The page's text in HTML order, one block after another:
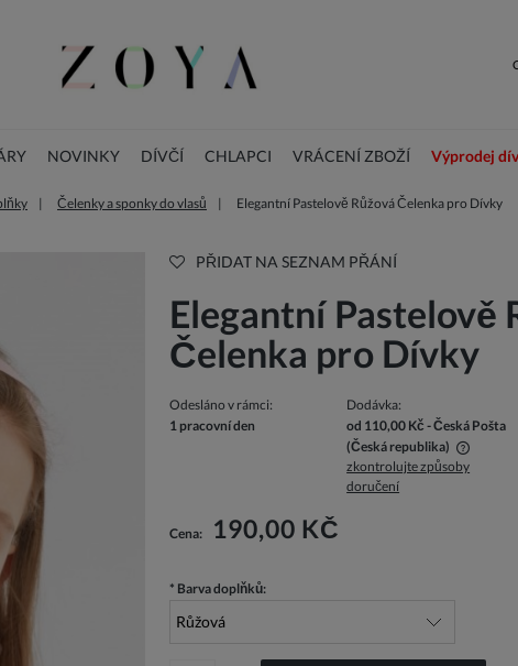
NOVINKY DÍVČÍ CHLAPCI VRÁCENÍ ZBOŽÍ Výprodej
Čelenky a sponky do vlasů Elegantní Pastelově Růžová Čelenka pro Dívky
PŘIDAT NA SEZNAM PŘÁNÍ
Elegantní Pastelově
Čelenka pro Dívky
Odesláno v rámci:
1 pracovní den
Dodávka:
od 110,00 Kč - Česká Pošta
(Česká republika)
Cena nezahrnuje případné náklady na platbu
zkontrolujte způsoby
doručení
Cena: 190,00 KČ
* Barva doplňků: